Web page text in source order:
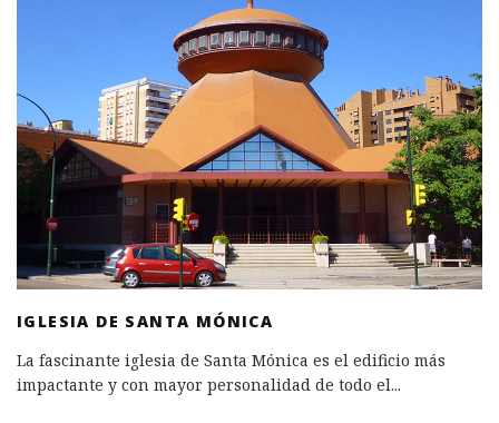
IGLESIA DE SANTA MÓNICA
La fascinante iglesia de Santa Mónica es el edificio más
impactante y con mayor personalidad de todo el...